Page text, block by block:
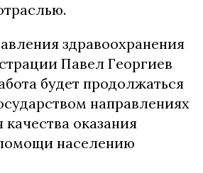
здравоохранения
Павел Георгиев
будет продолжаться
направлениях
оказания
населению